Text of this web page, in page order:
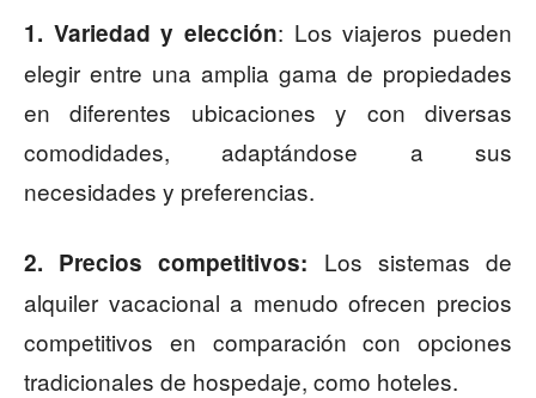
1. Variedad y elección: Los viajeros pueden
elegir entre una amplia gama de propiedades
en diferentes ubicaciones y con diversas
comodidades, adaptándose a sus
necesidades y preferencias.
2. Precios competitivos: Los sistemas de
alquiler vacacional a menudo ofrecen precios
competitivos en comparación con opciones
tradicionales de hospedaje, como hoteles.